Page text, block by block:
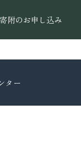
寄附のお申し込み
ター